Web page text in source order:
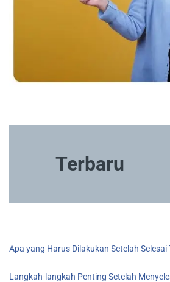
Terbaru
Apa yang Harus Dilakukan Setelah Selesai
Langkah-langkah Penting Setelah